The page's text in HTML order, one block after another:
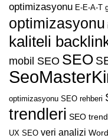
optimizasyonu E-E-A-T
optimizasyonu
kaliteli
mobil SEO SEO
optimizasyonu SEO rehberi
trendleri SEO
UX SEO veri analizi